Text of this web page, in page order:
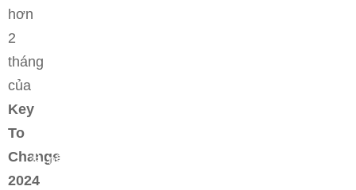
hơn
2
tháng
của
Key
To
Change
2024
tài năng trẻ.